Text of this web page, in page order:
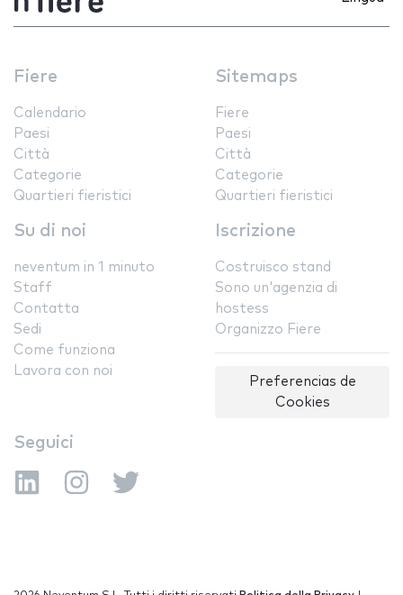
Fiere
Calendario
Paesi
Città
Categorie
Quartieri fieristici
Sitemaps
Fiere
Paesi
Città
Categorie
Quartieri fieristici
Su di noi
neventum in 1 minuto
Staff
Contatta
Sedi
Come funziona
Lavora con noi
Iscrizione
Costruisco stand
Sono un'agenzia di
hostess
Organizzo Fiere
Preferencias de
Cookies
Seguici